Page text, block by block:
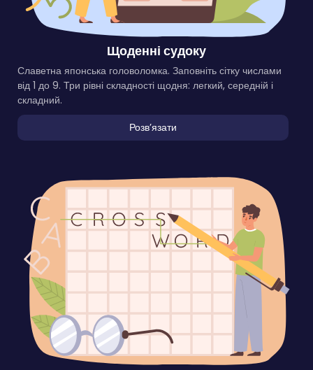
Щоденні судоку
Славетна японська головоломка. Заповніть сітку числами
від 1 до 9. Три рівні складності щодня: легкий, середній і
складний.
Розвʼязати